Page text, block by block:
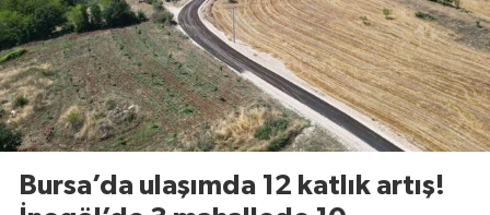
Bursa’da ulaşımda 12 katlık artış!